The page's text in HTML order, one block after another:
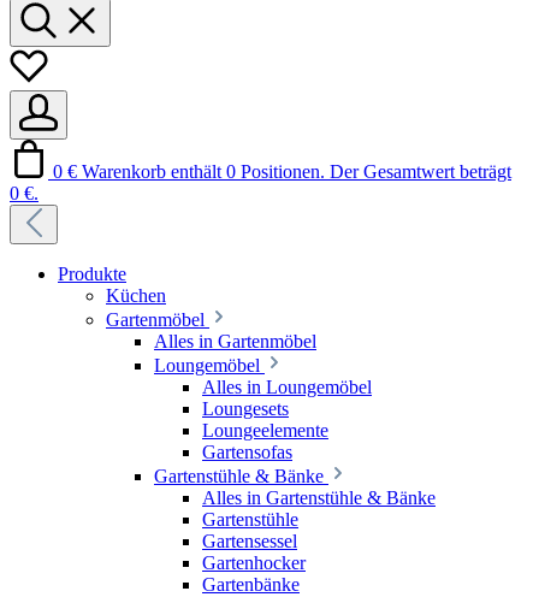
0 € Warenkorb enthält 0 Positionen. Der Gesamtwert beträgt
0 €.
Produkte
Küchen
Gartenmöbel
Alles in Gartenmöbel
Loungemöbel
Alles in Loungemöbel
Loungesets
Loungeelemente
Gartensofas
Gartenstühle & Bänke
Alles in Gartenstühle & Bänke
Gartenstühle
Gartensessel
Gartenhocker
Gartenbänke